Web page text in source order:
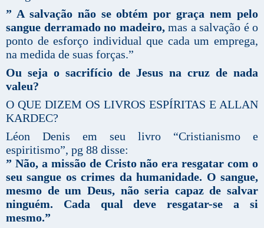
” A salvação não se obtém por graça nem pelo
sangue derramado no madeiro,mas a salvação é o
ponto de esforço individual que cada um emprega,
na medida de suas forças.”
Ou seja o sacrifício de Jesus na cruz de nada
valeu?
O QUE DIZEM OS LIVROS ESPÍRITAS E ALLAN
KARDEC?
Léon Denis em seu livro “Cristianismo e
espiritismo”, pg 88 disse:
” Não, a missão de Cristo não era resgatar com o
seu sangue os crimes da humanidade. O sangue,
mesmo de um Deus, não seria capaz de salvar
ninguém. Cada qual deve resgatar-se a si
mesmo.”